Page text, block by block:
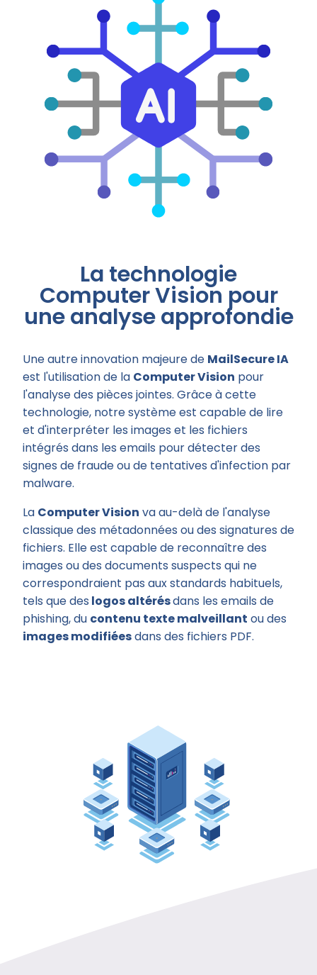
La technologie
Computer Vision pour
une analyse approfondie
Une autre innovation majeure de MailSecure IA
est l'utilisation de la Computer Vision pour
l'analyse des pièces jointes. Grâce à cette
technologie, notre système est capable de lire
et d'interpréter les images et les fichiers
intégrés dans les emails pour détecter des
signes de fraude ou de tentatives d'infection par
malware.
La Computer Vision va au-delà de l'analyse
classique des métadonnées ou des signatures de
fichiers. Elle est capable de reconnaître des
images ou des documents suspects qui ne
correspondraient pas aux standards habituels,
tels que des logos altérésdans les emails de
phishing, du contenu texte malveillant ou des
images modifiéesdans des fichiers PDF.